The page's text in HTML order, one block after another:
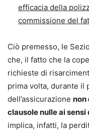
efficacia della
commissione del
Ciò premesso, le
che, il fatto che la
richieste di
prima volta, durante il
dell’assicurazione non
clausole nulle ai sensi
implica, infatti, la